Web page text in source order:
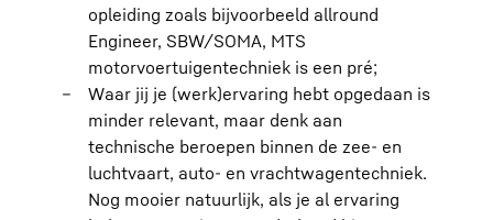
opleiding zoals bijvoorbeeld allround
Engineer, SBW/SOMA, MTS
motorvoertuigentechniek is een pré;
Waar jij je (werk)ervaring hebt opgedaan is
minder relevant, maar denk aan
technische beroepen binnen de zee- en
luchtvaart, auto- en vrachtwagentechniek.
Nog mooier natuurlijk, als je al ervaring